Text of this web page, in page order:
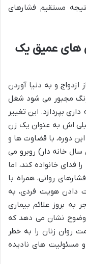
مستقیم فشارهای
های عمیق یک
و به دنیا آوردن
مجبور می شود شغل
بپردازد. این تغییر
اش به عنوان یک زن
دوره، با قضاوت ها و
خانه دار) روبرو می
فدای خانواده کند، اما
روانی، همراه با
دادن هویت فردی، به
به بروز علائم بیماری
نشان می دهد که
روان زنان را به خطر
و مسئولیت های نادیده